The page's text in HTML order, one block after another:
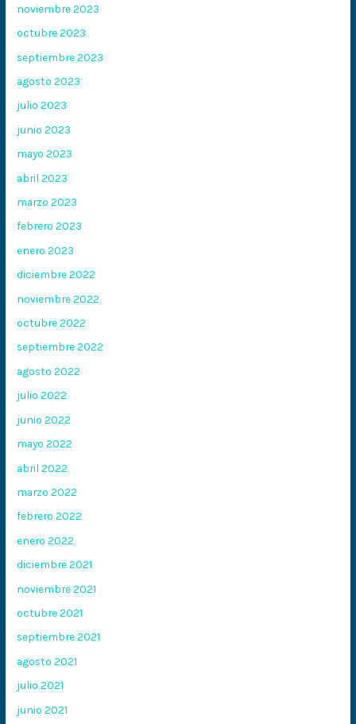
noviembre 2023
octubre 2023
septiembre 2023
agosto 2023
julio 2023
junio 2023
mayo 2023
abril 2023
marzo 2023
febrero 2023
enero 2023
diciembre 2022
noviembre 2022
octubre 2022
septiembre 2022
agosto 2022
julio 2022
junio 2022
mayo 2022
abril 2022
marzo 2022
febrero 2022
enero 2022
diciembre 2021
noviembre 2021
octubre 2021
septiembre 2021
agosto 2021
julio 2021
junio 2021